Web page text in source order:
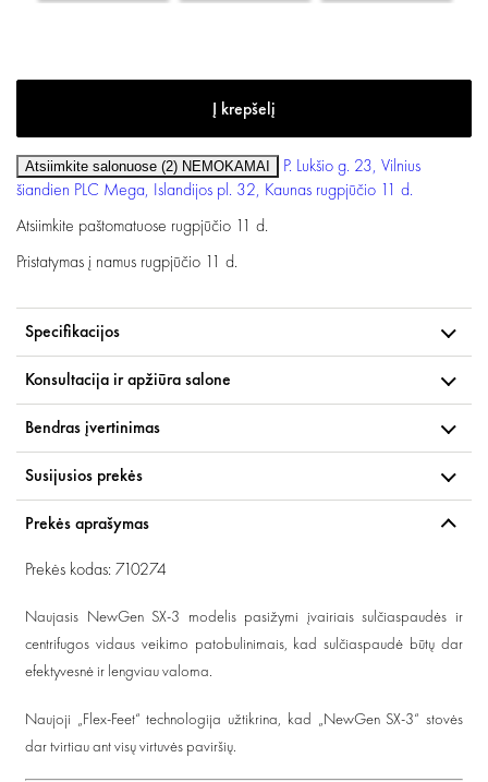
Atsiimkite salonuose (2) NEMOKAMAI
P. Lukšio g. 23, Vilnius
šiandien PLC Mega, Islandijos pl. 32, Kaunas rugpjūčio 11 d.
Atsiimkite paštomatuose rugpjūčio 11 d.
Pristatymas į namus rugpjūčio 11 d.
Specifikacijos
Konsultacija ir apžiūra salone
Bendras įvertinimas
Susijusios prekės
Prekės aprašymas
Prekės kodas: 710274
Naujasis NewGen SX-3 modelis pasižymi įvairiais sulčiaspaudės ir
centrifugos vidaus veikimo patobulinimais, kad sulčiaspaudė būtų dar
efektyvesnė ir lengviau valoma.
Naujoji „Flex-Feet“ technologija užtikrina, kad „NewGen SX-3“ stovės
dar tvirtiau ant visų virtuvės paviršių.